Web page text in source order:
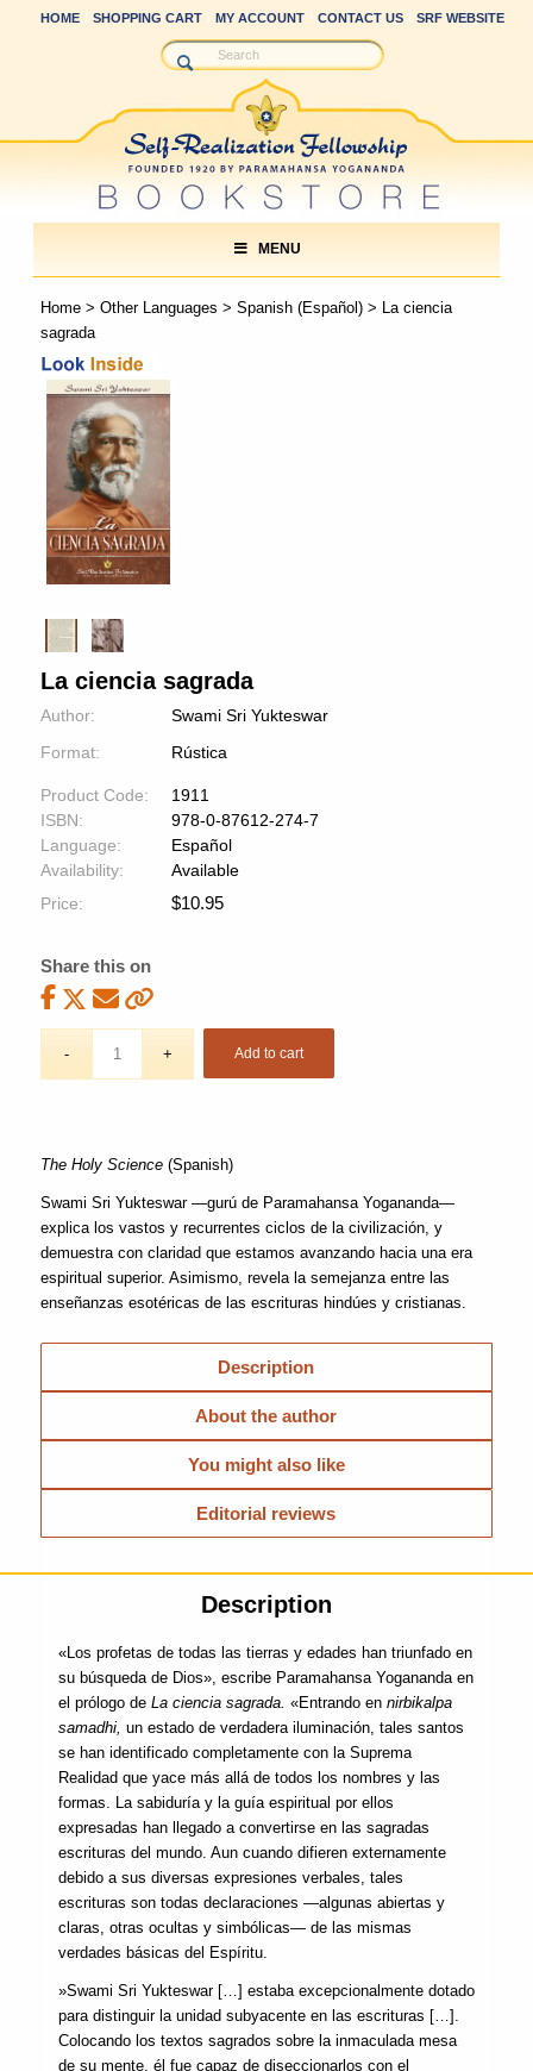
HOME SHOPPING CART MY ACCOUNT CONTACT US SRF WEBSITE
MENU
Home> Other Languages > Spanish (Español)> La ciencia
sagrada
La ciencia sagrada
Author:
Swami Sri Yukteswar
Format:
Rústica
Product Code:
1911
ISBN:
978-0-87612-274-7
Language:
Español
Availability:
Available
Price:
$10.95
Share this on
Add to cart
The Holy Science(Spanish)
Swami Sri Yukteswar —gurú de Paramahansa Yogananda—
explica los vastos y recurrentes ciclos de la civilización, y
demuestra con claridad que estamos avanzando hacia una era
espiritual superior. Asimismo, revela la semejanza entre las
enseñanzas esotéricas de las escrituras hindúes y cristianas.
Description
About the author
You might also like
Editorial reviews
Description
«Los profetas de todas las tierras y edades han triunfado en
su búsqueda de Dios», escribe Paramahansa Yogananda en
el prólogo de La ciencia sagrada. «Entrando en nirbikalpa
samadhi, un estado de verdadera iluminación, tales santos
se han identificado completamente con la Suprema
Realidad que yace más allá de todos los nombres y las
formas. La sabiduría y la guía espiritual por ellos
expresadas han llegado a convertirse en las sagradas
escrituras del mundo. Aun cuando difieren externamente
debido a sus diversas expresiones verbales, tales
escrituras son todas declaraciones —algunas abiertas y
claras, otras ocultas y simbólicas— de las mismas
verdades básicas del Espíritu.
»Swami Sri Yukteswar […] estaba excepcionalmente dotado
para distinguir la unidad subyacente en las escrituras […].
Colocando los textos sagrados sobre la inmaculada mesa
de su mente, él fue capaz de diseccionarlos con el